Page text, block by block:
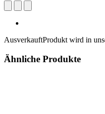
AusverkauftProdukt wird in
Ähnliche Produkte